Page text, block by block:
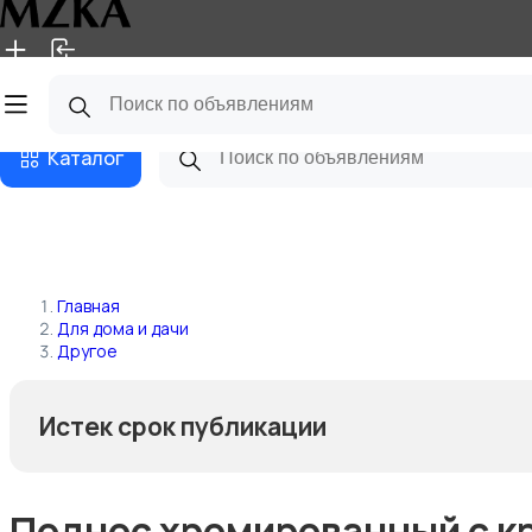
Главная Магазины
Каталог
Главная
Для дома и дачи
Другое
Истек срок публикации